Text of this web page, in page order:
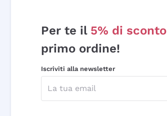
Per te il 5% di sconto
primo ordine!
Iscriviti alla newsletter